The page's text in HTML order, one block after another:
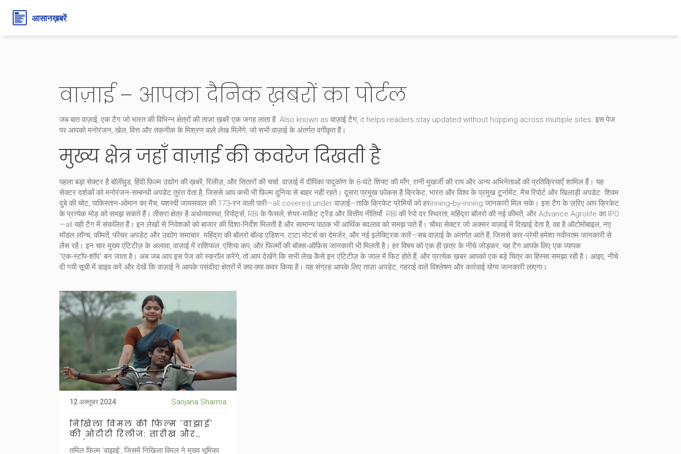
वाज़ाई – आपका दैनिक ख़बरों का पोर्टल
जब बातवाज़ाई, एक टैग जो भारत की विभिन्न क्षेत्रों की ताज़ा ख़बरें एक जगह लाता है. Also known as वाज़ाई टैग, it helps readers stay updated without hopping across multiple sites. इस पेज
पर आपको मनोरंजन, खेल, वित्त और तकनीक के मिश्रण वाले लेख मिलेंगे, जो सभीवाज़ाई के अंतर्गत वर्गीकृत हैं।
मुख्य क्षेत्र जहाँ वाज़ाई की कवरेज दिखती है
पहला बड़ा सेक्टर हैबॉलीवुड, हिंदी फ़िल्म उद्योग की ख़बरें, रिलीज़, और सितारों की चर्चा. वाज़ाई में दीपिका पादुकोण के 8‑घंटे शिफ्ट की माँग, रानी मुखर्जी की राय और अन्य अभिनेताओं की प्रतिक्रियाएँ शामिल हैं। यह
सेक्टर दर्शकों को मनोरंजन‑सम्बन्धी अपडेट तुरंत देता है, जिससे आप कभी भी फ़िल्म दुनिया से बाहर नहीं रहते। दूसरा प्रमुख फ़ोकस हैक्रिकेट, भारत और विश्व के प्रमुख टूर्नामेंट, मैच रिपोर्ट और खिलाड़ी अपडेट. शिवम
दुबे की चोट, पाकिस्तान‑ओमान का मैच, यशस्वी जायसवाल की 173‑रन वाली पारी—all covered under वाज़ाई—ताकि क्रिकेट प्रेमियों को हरinning‑by‑inning जानकारी मिल सके। इस टैग के ज़रिए आप क्रिकेट
के प्रत्येक मोड़ को समझ सकते हैं। तीसरा क्षेत्र हैअर्थव्यवस्था, रिपोर्ट्स, RBI के फैसले, शेयर‑मार्केट ट्रेंड और वित्तीय नीतियाँ. RBI की रेपो दर स्थिरता, महिंद्रा बॉलरो की नई कीमतें, और Advance Agrolife का IPO
—all यही टैग में संकलित हैं। इन लेखों से निवेशकों को बाजार की दिशा‑निर्देश मिलती है और सामान्य पाठक भी आर्थिक बदलाव को समझ पाते हैं। चौथा सेक्टर जो अक्सर वाज़ाई में दिखाई देता है, वह हैऑटोमोबाइल, नए
मॉडल लॉन्च, कीमतें, फीचर अपडेट और उद्योग समाचार. महिंद्रा की बॉलरो बॉल्ड एडिशन, टाटा मोटर्स का देमर्जर, और नई इलेक्ट्रिक कारें—सब वाज़ाई के अंतर्गत आते हैं, जिससे कार‑प्रेमी हमेशा नवीनतम जानकारी से
लैस रहें। इन चार मुख्य एंटिटीज़ के अलावा, वाज़ाई में राशिफल, एशिया कप, और फिल्मों की बॉक्स‑ऑफ़िस जानकारी भी मिलती है। हर विषय को एक ही छत्र के नीचे जोड़कर, यह टैग आपके लिए एक व्यापक
“एक‑स्टॉप‑शॉप” बन जाता है। अब जब आप इस पेज को स्क्रॉल करेंगे, तो आप देखेंगे कि सभी लेख कैसे इन एंटिटीज़ के जाल में फिट होते हैं, और प्रत्येक ख़बर आपको एक बड़े चित्र का हिस्सा समझा रही है। आइए, नीचे
दी गयी सूची में डाइव करें और देखें कि वाज़ाई ने आपके पसंदीदा क्षेत्रों में क्या-क्या कवर किया है। यह संग्रह आपके लिए ताज़ा अपडेट, गहराई वाले विश्लेषण और कार्रवाई योग्य जानकारी लाएगा।
12 अक्तूबर 2024 Sanjana Sharma
निखिला विमल की फिल्म 'वाझाई'
की ओटीटी रिलीज: तारीख और
समीक्षाएं
तमिल फिल्म 'वाझाई', जिसमें निखिला विमल ने मुख्य भूमिका